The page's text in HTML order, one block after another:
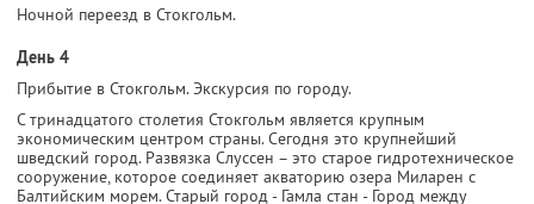
Ночной переезд в Стокгольм.
День 4
Прибытие в Стокгольм. Экскурсия по городу.
С тринадцатого столетия Стокгольм является крупным
экономическим центром страны. Сегодня это крупнейший
шведский город. Развязка Слуссен – это старое гидротехническое
сооружение, которое соединяет акваторию озера Миларен с
Балтийским морем. Старый город - Гамла стан - Город между